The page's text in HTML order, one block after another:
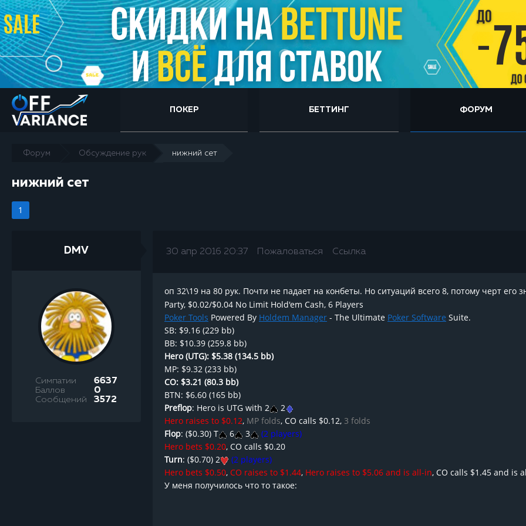
ПОКЕР БЕТТИНГ ФОРУМ
Форум Обсуждение рук нижний сет
нижний сет
1
DMV
Симпатии 6637
Баллов 0
Сообщений 3572
30 апр 2016 20:37 Пожаловаться Ссылка
оп 32\19 на 80 рук. Почти не падает на конбеты. Но ситуаций всего 8, потому черт его
Party, $0.02/$0.04 No Limit Hold'em Cash, 6 Players
Poker Tools Powered By Holdem Manager - The Ultimate Poker Software Suite.
SB: $9.16 (229 bb)
BB: $10.39 (259.8 bb)
Hero (UTG): $5.38 (134.5 bb)
MP: $9.32 (233 bb)
CO: $3.21 (80.3 bb)
BTN: $6.60 (165 bb)
Preflop: Hero is UTG with 2
2
Hero raises to $0.12, MP folds, CO calls $0.12, 3 folds
Flop: ($0.30) T 6 3
(2 players)
Hero bets $0.20, CO calls $0.20
Turn: ($0.70) 2
(2 players)
Hero bets $0.50, CO raises to $1.44, Hero raises to $5.06 and is all-in, CO calls $1.45 and is
У меня получилось что то такое: